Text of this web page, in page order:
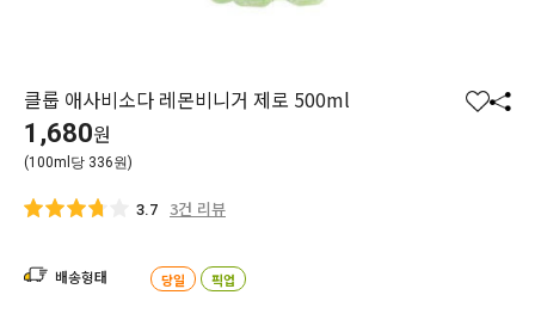
클룹 애사비소다 레몬비니거 제로 500ml
찜 공
1,680원
(100ml당 336원)
3.7 3건 리뷰
배송형태 당일 픽업